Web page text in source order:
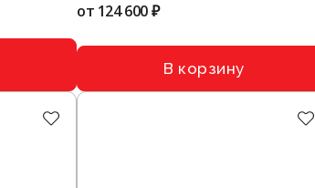
от 124 600 ₽
В корзину